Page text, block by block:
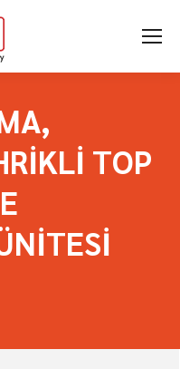
TOP